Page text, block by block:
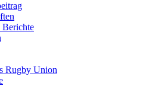
Rugby Union